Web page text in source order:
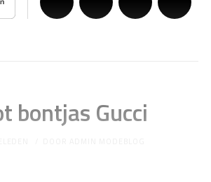
bontjas Gucci